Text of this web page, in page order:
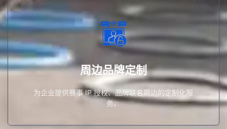
周边品牌定制
为企业提供赛事 IP 授权、品牌联名周边的定制化服
务。
周边品牌定制
为企业提供赛事 IP 授权、品牌联名周边的定制化服务。